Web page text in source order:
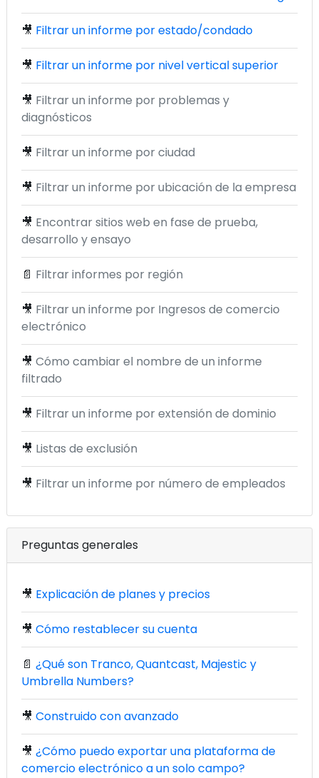
🎥 Filtrar un informe por estado/condado
🎥 Filtrar un informe por nivel vertical superior
🎥 Filtrar un informe por problemas y
diagnósticos
🎥 Filtrar un informe por ciudad
🎥 Filtrar un informe por ubicación de la empresa
🎥 Encontrar sitios web en fase de prueba,
desarrollo y ensayo
📄 Filtrar informes por región
🎥 Filtrar un informe por Ingresos de comercio
electrónico
🎥 Cómo cambiar el nombre de un informe
filtrado
🎥 Filtrar un informe por extensión de dominio
🎥 Listas de exclusión
🎥 Filtrar un informe por número de empleados
Preguntas generales
🎥 Explicación de planes y precios
🎥 Cómo restablecer su cuenta
📄 ¿Qué son Tranco, Quantcast, Majestic y
Umbrella Numbers?
🎥 Construido con avanzado
🎥 ¿Cómo puedo exportar una plataforma de
comercio electrónico a un solo campo?